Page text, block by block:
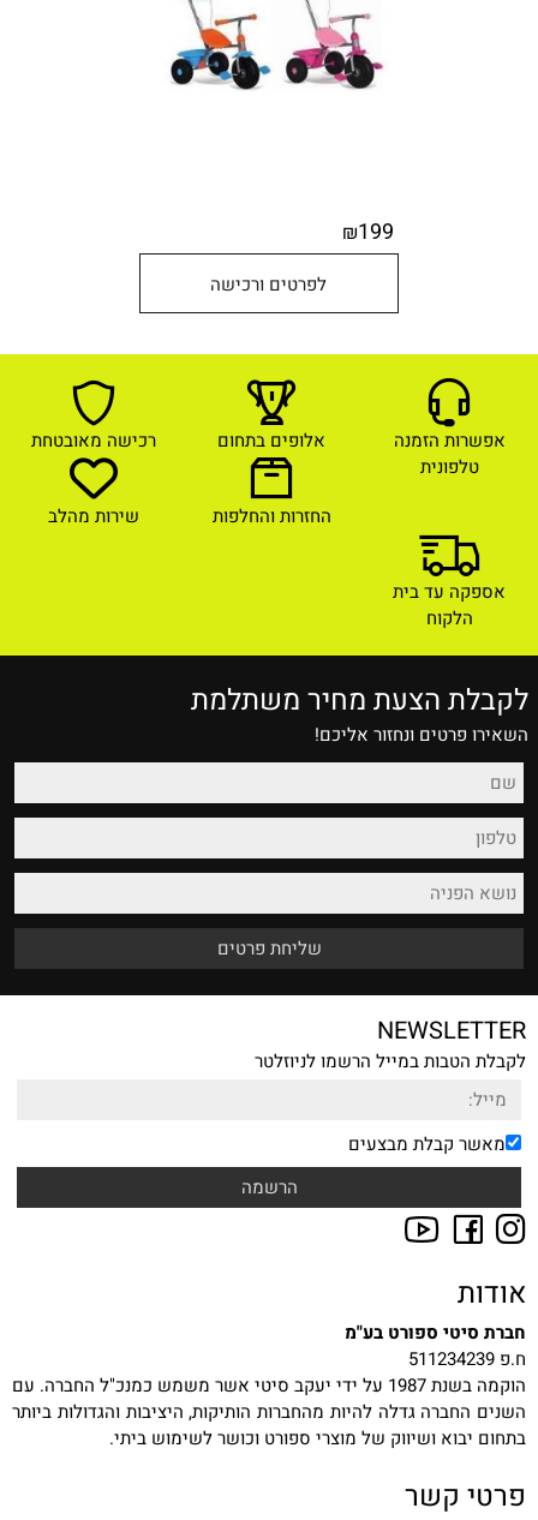
₪199
לפרטים ורכישה
אפשרות הזמנה
טלפונית
אלופים בתחום רכישה מאובטחת
החזרות והחלפות שירות מהלב
אספקה עד בית
הלקוח
לקבלת הצעת מחיר משתלמת
השאירו פרטים ונחזור אליכם!
NEWSLETTER
לקבלת הטבות במייל הרשמו לניוזלטר
מאשר קבלת מבצעים
אודות
חברת סיטי ספורט בע"מ
ח.פ 511234239
הוקמה בשנת 1987 על ידי יעקב סיטי אשר משמש כמנכ"ל החברה. עם
השנים החברה גדלה להיות מהחברות הותיקות, היציבות והגדולות ביותר
בתחום יבוא ושיווק של מוצרי ספורט וכושר לשימוש ביתי.
פרטי קשר